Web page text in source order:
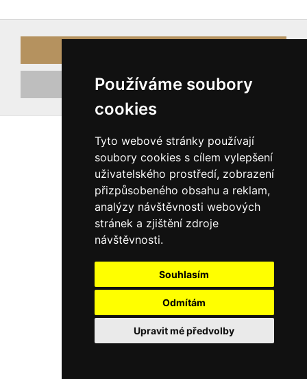
Používáme soubory
cookies
Tyto webové stránky používají
soubory cookies s cílem vylepšení
uživatelského prostředí, zobrazení
přizpůsobeného obsahu a reklam,
analýzy návštěvnosti webových
stránek a zjištění zdroje
návštěvnosti.
Souhlasím
Odmítám
Upravit mé předvolby
Registrovat nový účet